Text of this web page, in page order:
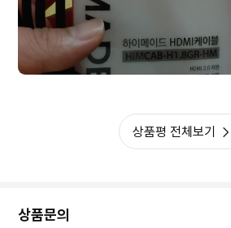
상품평 전체보기
상품문의